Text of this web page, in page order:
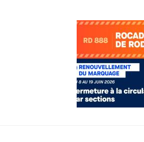
Visuel
actualités